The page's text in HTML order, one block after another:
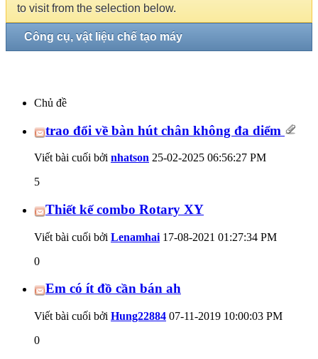
to visit from the selection below.
Công cụ, vật liệu chế tạo máy
Chủ đề
trao đổi về bàn hút chân không đa diểm
Viết bài cuối bởi nhatson 25-02-2025 06:56:27 PM
5
Thiết kế combo Rotary XY
Viết bài cuối bởi Lenamhai 17-08-2021 01:27:34 PM
0
Em có ít đồ cần bán ah
Viết bài cuối bởi Hung22884 07-11-2019 10:00:03 PM
0